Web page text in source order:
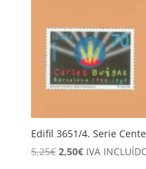
Edifil 3651/4. Serie
5,25€ El
2,50€ElIVA